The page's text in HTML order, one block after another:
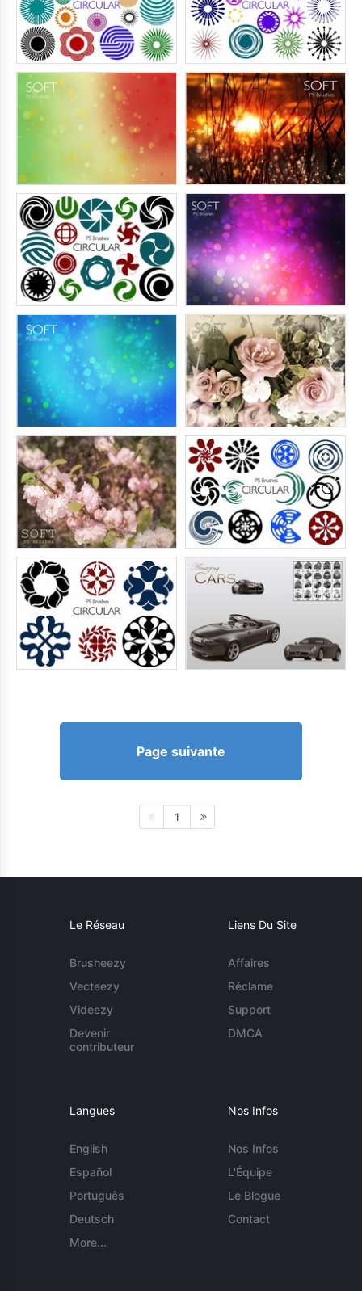
Page suivante
1
Le Réseau
Brusheezy
Vecteezy
Videezy
Devenir
contributeur
Liens Du Site
Affaires
Réclame
Support
DMCA
Langues
English
Español
Português
Deutsch
More...
Nos Infos
Nos Infos
L'Équipe
Le Blogue
Contact